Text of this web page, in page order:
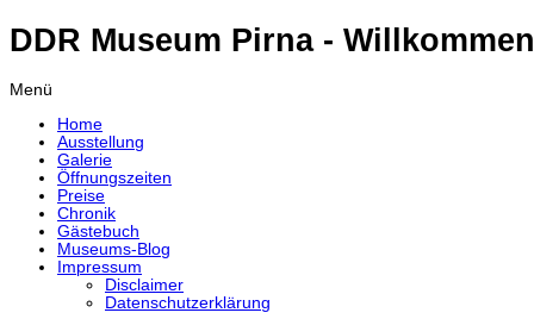
DDR Museum Pirna -
Menü
Home
Ausstellung
Galerie
Öffnungszeiten
Preise
Chronik
Gästebuch
Museums-Blog
Impressum
Disclaimer
Datenschutzerklärung